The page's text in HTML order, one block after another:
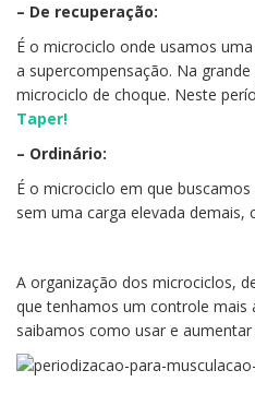
– De recuperação:
É o microciclo onde usamos
a supercompensação. Na
microciclo de choque. Neste
Taper!
– Ordinário:
É o microciclo em que
sem uma carga elevada
A organização dos microciclos,
que tenhamos um controle mais
saibamos como usar e aumentar